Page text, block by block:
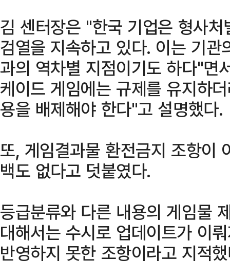
김 센터장은 "한국 기업은 형사
검열을 지속하고 있다. 이는 기
과의 역차별 지점이기도 하다"면
케이드 게임에는 규제를 유지하
용을 배제해야 한다"고 설명했다.
또, 게임결과물 환전금지 조항이
백도 없다고 덧붙였다.
등급분류와 다른 내용의 게임물
대해서는 수시로 업데이트가 이
반영하지 못한 조항이라고 지적